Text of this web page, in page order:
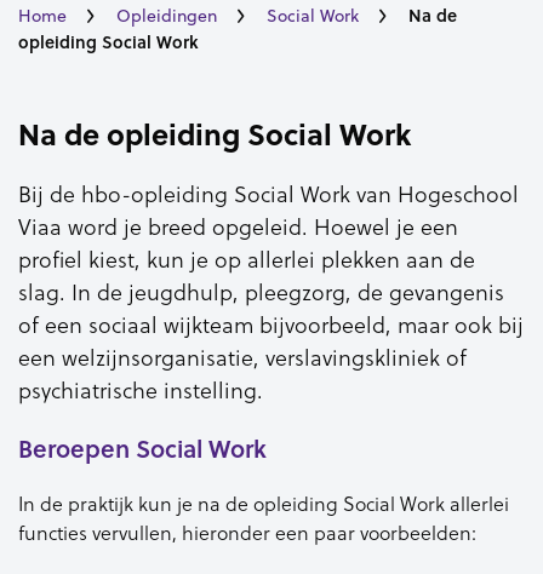
Home Opleidingen Social Work
Na de
opleiding Social Work
Na de opleiding Social Work
Bij de hbo-opleiding Social Work van Hogeschool
Viaa word je breed opgeleid. Hoewel je een
profiel kiest, kun je op allerlei plekken aan de
slag. In de jeugdhulp, pleegzorg, de gevangenis
of een sociaal wijkteam bijvoorbeeld, maar ook bij
een welzijnsorganisatie, verslavingskliniek of
psychiatrische instelling.
Beroepen Social Work
In de praktijk kun je na de opleiding Social Work allerlei
functies vervullen, hieronder een paar voorbeelden: